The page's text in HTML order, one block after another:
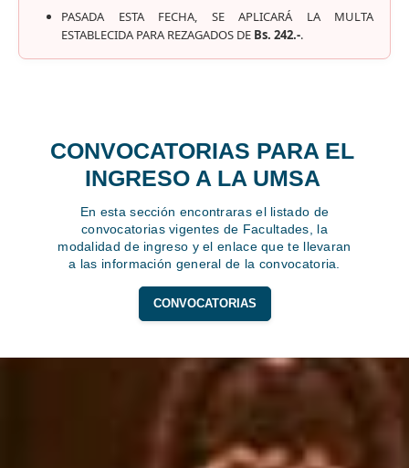
PASADA ESTA FECHA, SE APLICARÁ LA MULTA
ESTABLECIDA PARA REZAGADOS DE Bs. 242.-.
CONVOCATORIAS PARA EL
INGRESO A LA UMSA
En esta sección encontraras el listado de
convocatorias vigentes de Facultades, la
modalidad de ingreso y el enlace que te llevaran
a las información general de la convocatoria.
CONVOCATORIAS